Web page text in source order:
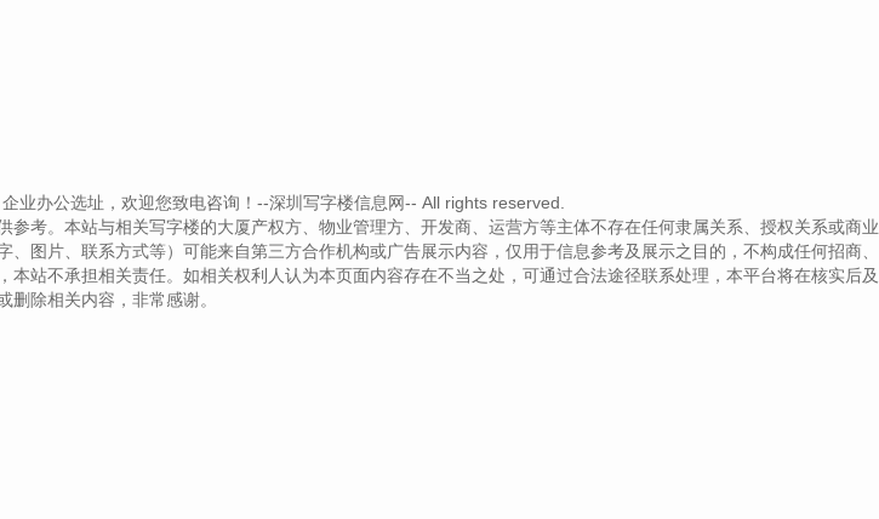
业办公选址，欢迎您致电咨询！--深圳写字楼信息网-- All rights reserved.
考。本站与相关写字楼的大厦产权方、物业管理方、开发商、运营方等主体不存在任何隶属关系、授权关系或商业
图片、联系方式等）可能来自第三方合作机构或广告展示内容，仅用于信息参考及展示之目的，不构成任何招商、
站不承担相关责任。如相关权利人认为本页面内容存在不当之处，可通过合法途径联系处理，本平台将在核实后及
删除相关内容，非常感谢。